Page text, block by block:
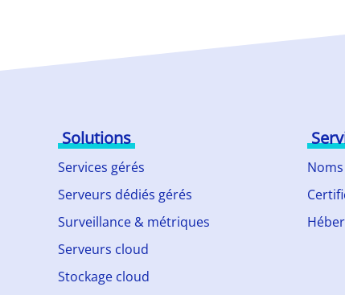
Solutions
Services gérés
Serveurs dédiés gérés
Surveillance & métriques
Serveurs cloud
Stockage cloud